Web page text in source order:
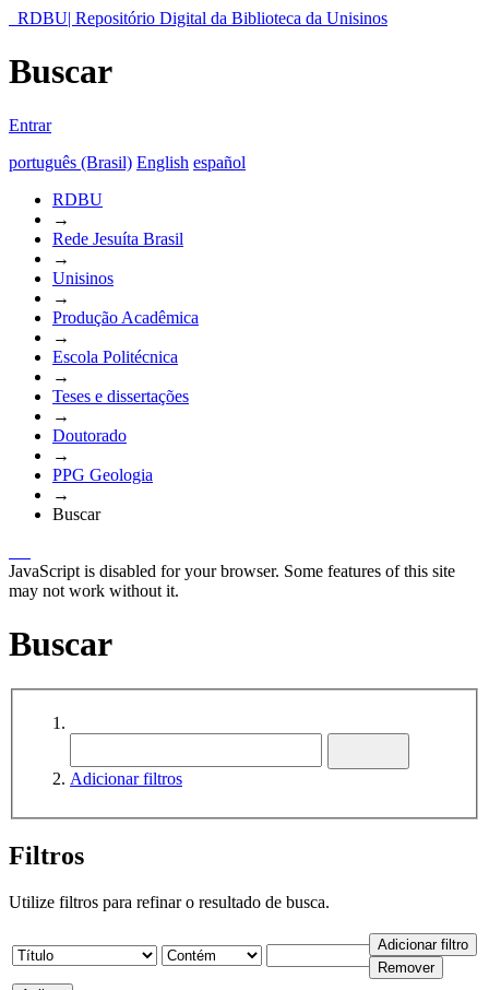
RDBU| Repositório Digital da Biblioteca da Unisinos
Buscar
Entrar
português (Brasil) English español
RDBU
→
Rede Jesuíta Brasil
→
Unisinos
→
Produção Acadêmica
→
Escola Politécnica
→
Teses e dissertações
→
Doutorado
→
PPG Geologia
→
Buscar
JavaScript is disabled for your browser. Some features of this site
may not work without it.
Buscar
Adicionar filtros
Filtros
Utilize filtros para refinar o resultado de busca.